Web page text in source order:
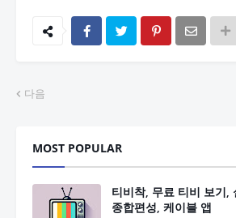
다음
MOST POPULAR
티비착, 무료 티비 보기,
종합편성, 케이블 앱